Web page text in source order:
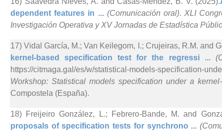
dependent features in ... (Comunicación oral). XLI
Investigación Operativa y XV Jornadas de Estadística
17) Vidal García, M.; Van Keilegom, I.; Crujeiras, R.M. and
kernel-based specification test for the regressi ...
https://citmaga.gal/es/w/statistical-models-specification-
Workshop: Statistical models specification under a
Compostela (España).
18) Freijeiro González, L.; Febrero-Bande, M. and
proposals of specification tests for synchrono ...